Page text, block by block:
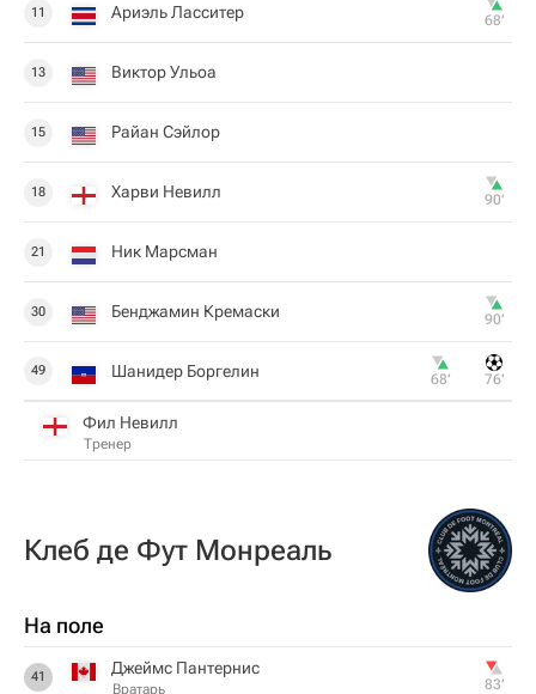
11 Ариэль Ласситер 68‎’‎
13 Виктор Ульоа
15 Райан Сэйлор
18 Харви Невилл 90‎’‎
21 Ник Марсман
30 Бенджамин Кремаски 90‎’‎
49 Шанидер Боргелин 68‎’‎ 76‎’‎
Фил Невилл
Тренер
Клеб де Фут Монреаль
На поле
41 Джеймс Пантернис
Вратарь 83‎’‎